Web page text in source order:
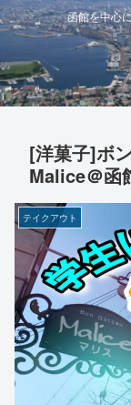
函館を中心
[洋菓子]ボ
Malice＠函
テイクアウト